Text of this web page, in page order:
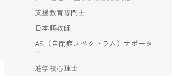
支援教育専門士
日本語教師
AS（自閉症スペクトラム）サポータ
ー
准学校心理士